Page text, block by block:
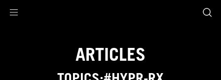
ARTICLES